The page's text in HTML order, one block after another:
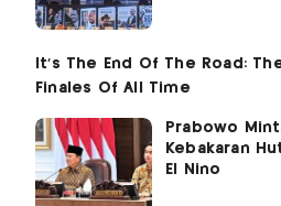
Prabowo
Kebakaran
El Nino